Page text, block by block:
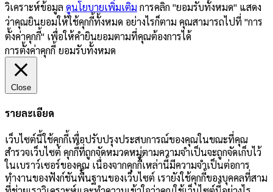
วิเคราะห์ข้อมูล ดูนโยบายเพิ่มเติม การคลิก "ยอมรับทั้งหมด" แสดง
ว่าคุณยินยอมให้ใช้คุกกี้ทั้งหมด อย่างไรก็ตาม คุณสามารถไปที่ "การ
ตั้งค่าคุกกี้" เพื่อให้คำยินยอมตามที่คุณต้องการได้
การตั้งค่าคุกกี้ ยอมรับทั้งหมด
Close
รายละเอียด
เว็บไซต์นี้ใช้คุกกี้เพื่อปรับปรุงประสบการณ์ของคุณในขณะที่คุณ
สำรวจเว็บไซต์ คุกกี้ที่ถูกจัดหมวดหมู่ตามความจำเป็นจะถูกจัดเก็บไว้
ในเบราว์เซอร์ของคุณ เนื่องจากคุกกี้เหล่านี้มีความจำเป็นต่อการ
ทำงานของฟังก์ชันพื้นฐานของเว็บไซต์ เรายังใช้คุกกี้ของบุคคลที่สาม